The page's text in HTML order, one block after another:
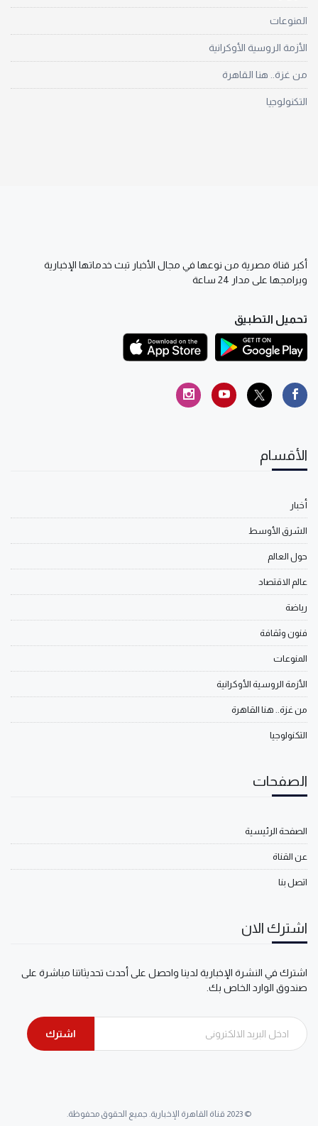
المنوعات
الأزمة الروسية الأوكرانية
من غزة.. هنا القاهرة
التكنولوجيا
أكبر قناة مصرية من نوعها في مجال الأخبار تبث خدماتها الإخبارية
وبرامجها على مدار 24 ساعة
تحميل التطبيق
الأقسام
أخبار
الشرق الأوسط
حول العالم
عالم الاقتصاد
رياضة
فنون وثقافة
المنوعات
الأزمة الروسية الأوكرانية
من غزة.. هنا القاهرة
التكنولوجيا
الصفحات
الصفحة الرئيسية
عن القناة
اتصل بنا
اشترك الان
اشترك في النشرة الإخبارية لدينا واحصل على أحدث تحديثاتنا مباشرة على
صندوق الوارد الخاص بك.
اشترك
© 2023 قناة القاهرة الإخبارية. جميع الحقوق محفوظة.